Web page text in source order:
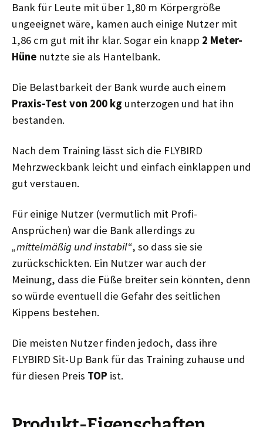
Bank für Leute mit über 1,80 m Körpergröße
ungeeignet wäre, kamen auch einige Nutzer mit
1,86 cm gut mit ihr klar. Sogar ein knapp 2 Meter-
Hüne nutzte sie als Hantelbank.
Die Belastbarkeit der Bank wurde auch einem
Praxis-Test von 200 kg unterzogen und hat ihn
bestanden.
Nach dem Training lässt sich die FLYBIRD
Mehrzweckbank leicht und einfach einklappen und
gut verstauen.
Für einige Nutzer (vermutlich mit Profi-
Ansprüchen) war die Bank allerdings zu
„mittelmäßig und instabil“, so dass sie sie
zurückschickten. Ein Nutzer war auch der
Meinung, dass die Füße breiter sein könnten, denn
so würde eventuell die Gefahr des seitlichen
Kippens bestehen.
Die meisten Nutzer finden jedoch, dass ihre
FLYBIRD Sit-Up Bank für das Training zuhause und
für diesen Preis TOP ist.